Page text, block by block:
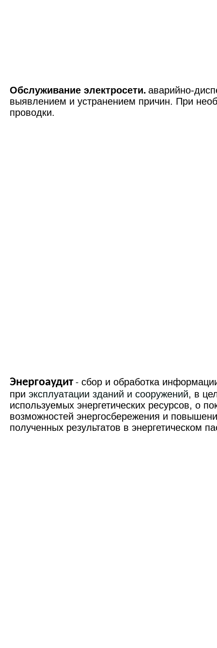
Обслуживание электросети. аварийно-
выявлением и устранением причин. При
проводки.
Энергоаудит- сбор и обработка
при эксплуатации зданий и сооружений, в
используемых энергетических ресурсов, о
возможностей энергосбережения и
полученных результатов в энергетическом